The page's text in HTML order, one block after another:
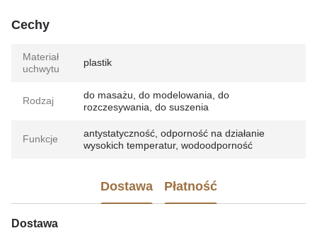
Cechy
Materiał
uchwytu
plastik
Rodzaj
do masażu, do modelowania, do
rozczesywania, do suszenia
Funkcje
antystatyczność, odporność na działanie
wysokich temperatur, wodoodporność
Dostawa Płatność
Dostawa